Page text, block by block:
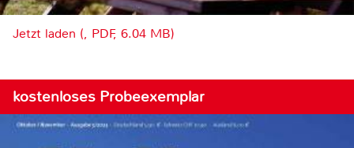
Jetzt laden (, PDF, 6.04 MB)
kostenloses Probeexemplar